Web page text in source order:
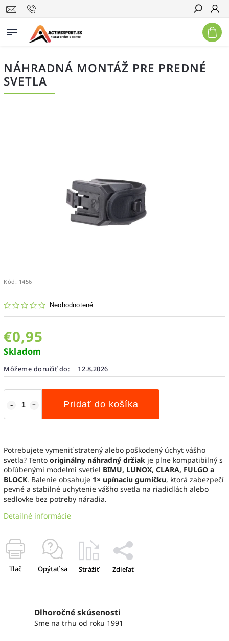
Hľadať
NÁHRADNÁ MONTÁŽ PRE PREDNÉ
SVETLA
Kód: 1456
Neohodnotené
€0,95
Skladom
Môžeme doručiť do: 12.8.2026
Pridať do košíka
Potrebujete vymeniť stratený alebo poškodený úchyt vášho
svetla? Tento originálny náhradný držiak je plne kompatibilný s
obľúbenými modelmi svetiel BIMU, LUNOX, CLARA, FULGO a
BLOCK. Balenie obsahuje 1× upínaciu gumičku, ktorá zabezpečí
pevné a stabilné uchytenie vášho svetla na riadidlách alebo
sedlovke bez potreby náradia.
Detailné informácie
Tlač Opýtať sa Strážiť Zdieľať
Dlhoročné skúsenosti
Sme na trhu od roku 1991